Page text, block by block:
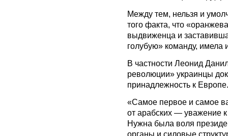
Между тем, нельзя и
того факта, что
выдвиженца и
голубую» команду,
В частности Леонид
революции» украинцы
принадлежность к Европе.
«Самое первое и самое
от арабских — уважение
Нужна была воля
органы и силовые